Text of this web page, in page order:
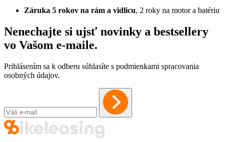
Záruka 5 rokov na rám a vidlicu, 2 roky na motor a batériu
Nenechajte si ujsť novinky a bestsellery
vo Vašom e-maile.
Prihlásením sa k odberu súhlasíte s podmienkami spracovania
osobných údajov.